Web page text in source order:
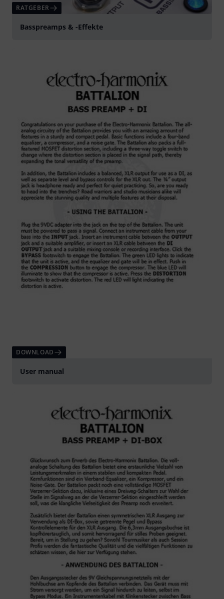
RATGEBER
Basspreamps & -Effekte
DOWNLOAD
User manual